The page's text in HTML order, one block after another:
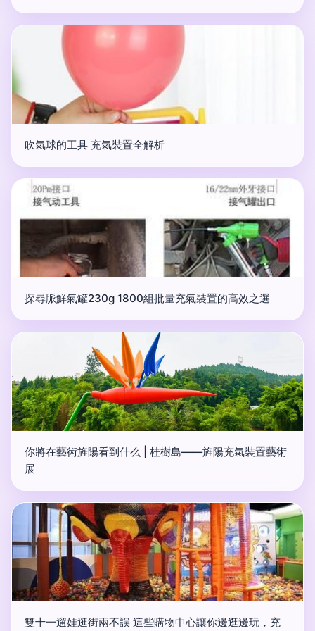
吹氣球的工具 充氣裝置全解析
探尋脈鮮氣罐230g 1800組批量充氣裝置的高效之選
你將在藝術旌陽看到什么 | 桂樹島——旌陽充氣裝置藝術
展
雙十一遛娃逛街兩不誤 這些購物中心讓你邊逛邊玩，充